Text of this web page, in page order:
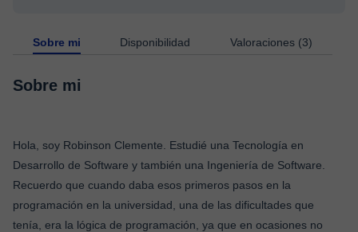
Sobre mi Disponibilidad Valoraciones (3)
Sobre mi
Hola, soy Robinson Clemente. Estudié una Tecnología en
Desarrollo de Software y también una Ingeniería de Software.
Recuerdo que cuando daba esos primeros pasos en la
programación en la universidad, una de las dificultades que
tenía, era la lógica de programación, ya que en ocasiones no